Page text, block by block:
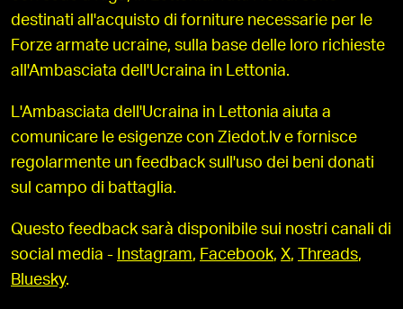
destinati all'acquisto di forniture necessarie per le
Forze armate ucraine, sulla base delle loro richieste
all'Ambasciata dell'Ucraina in Lettonia.
L'Ambasciata dell'Ucraina in Lettonia aiuta a
comunicare le esigenze con Ziedot.lv e fornisce
regolarmente un feedback sull'uso dei beni donati
sul campo di battaglia.
Questo feedback sarà disponibile sui nostri canali di
social media - Instagram, Facebook, X, Threads,
Bluesky.